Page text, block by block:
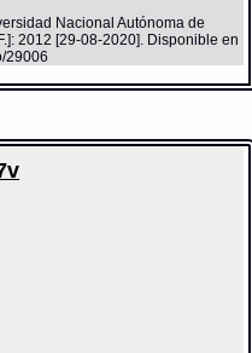
Nacional Autónoma de
2012 [29-08-2020]. Disponible en
29006